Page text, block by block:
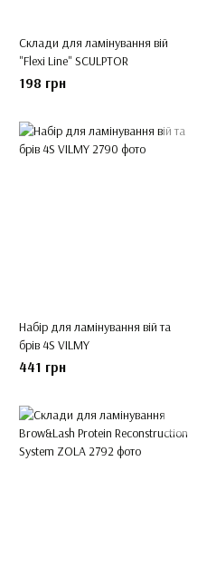
Склади для ламінування вій
"Flexi Line" SCULPTOR
198 грн
Набір для ламінування вій та
брів 4S VILMY
441 грн